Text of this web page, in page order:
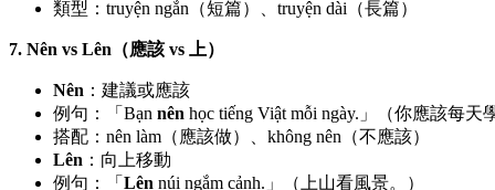
類型：truyện ngắn（短篇）、truyện dài（長篇）
7. Nên vs Lên（應該 vs 上）
Nên ：建議或應該
例句：「Bạn nên học tiếng Viật mỗi ngày.」（你應該每天
搭配：nên làm（應該做）、không nên（不應該）
Lên ：向上移動
例句：「 Lên núi ngắm cảnh.」（上山看風景。）